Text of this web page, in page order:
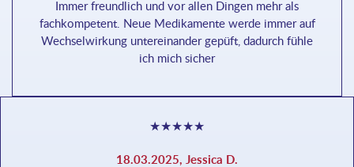
Immer freundlich und vor allen Dingen mehr als
fachkompetent. Neue Medikamente werde immer auf
Wechselwirkung untereinander gepüft, dadurch fühle
ich mich sicher
★★★★★
18.03.2025, Jessica D.